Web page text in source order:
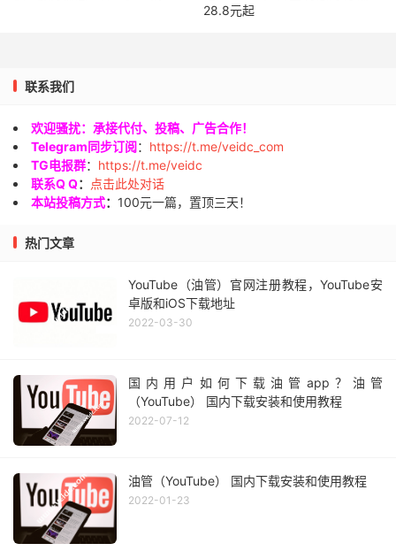
28.8元起
联系我们
欢迎骚扰：承接代付、投稿、广告合作！
Telegram同步订阅： https://t.me/veidc_com
TG电报群： https://t.me/veidc
联系Q Q：
点击此处对话
本站投稿方式： 100元一篇，置顶三天！
热门文章
YouTube（油管）官网注册教程，YouTube安
卓版和iOS下载地址
2022-03-30
国内用户如何下载油管app？油管
（YouTube） 国内下载安装和使用教程
2022-07-12
油管（YouTube） 国内下载安装和使用教程
2022-01-23